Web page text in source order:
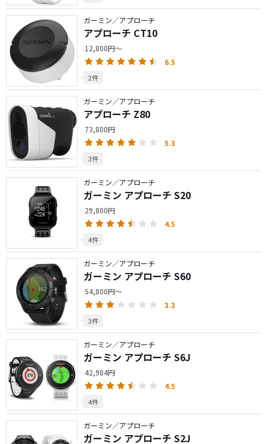
ガーミン／アプローチ
アプローチ CT10
12,800円～
6.5
2件
ガーミン／アプローチ
アプローチ Z80
73,800円
5.3
3件
ガーミン／アプローチ
ガーミン アプローチ S20
29,800円
4.5
4件
ガーミン／アプローチ
ガーミン アプローチ S60
54,800円～
3.3
3件
ガーミン／アプローチ
ガーミン アプローチ S6J
42,984円
4.5
4件
ガーミン／アプローチ
ガーミン アプローチ S2J